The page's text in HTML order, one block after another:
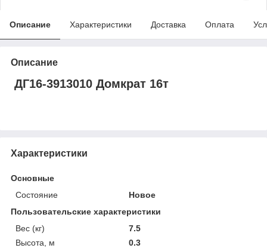
Описание Характеристики Доставка Оплата
Описание
ДГ16-3913010 Домкрат 16т
Характеристики
Основные
Состояние
Новое
Пользовательские характеристики
Вес (кг)
7.5
Высота, м
0.3